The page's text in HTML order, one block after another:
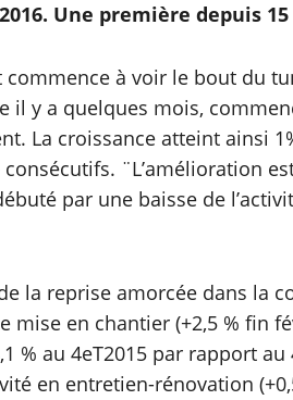
Une première depuis
commence à voir le bout du
il y a quelques mois,
La croissance atteint ainsi
¨L’amélioration
par une baisse de
la reprise amorcée dans la
mise en chantier (+2,5 % fin
% au 4eT2015 par rapport
en entretien-rénovation